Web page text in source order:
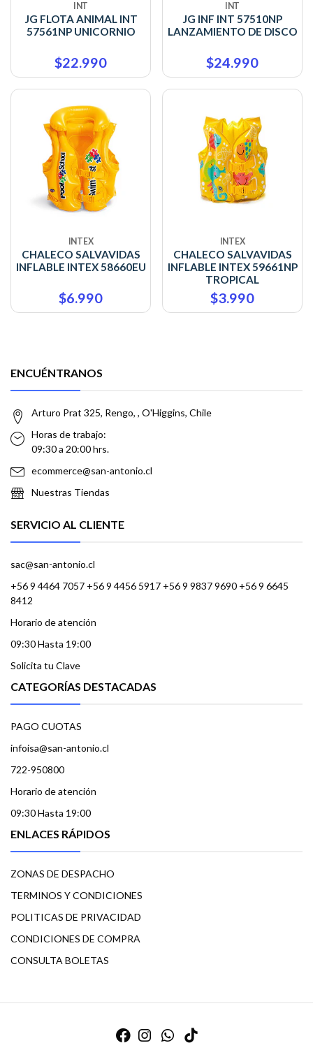
INT
JG FLOTA ANIMAL INT
57561NP UNICORNIO
$22.990
INT
JG INF INT 57510NP
LANZAMIENTO DE DISCO
$24.990
INTEX
CHALECO SALVAVIDAS
INFLABLE INTEX 58660EU
$6.990
INTEX
CHALECO SALVAVIDAS
INFLABLE INTEX 59661NP
TROPICAL
$3.990
ENCUÉNTRANOS
Arturo Prat 325, Rengo, , O'Higgins, Chile
Horas de trabajo:
09:30 a 20:00 hrs.
ecommerce@san-antonio.cl
Nuestras Tiendas
SERVICIO AL CLIENTE
sac@san-antonio.cl
+56 9 4464 7057 +56 9 4456 5917 +56 9 9837 9690 +56 9 6645
8412
Horario de atención
09:30 Hasta 19:00
Solicita tu Clave
CATEGORÍAS DESTACADAS
PAGO CUOTAS
infoisa@san-antonio.cl
722-950800
Horario de atención
09:30 Hasta 19:00
ENLACES RÁPIDOS
ZONAS DE DESPACHO
TERMINOS Y CONDICIONES
POLITICAS DE PRIVACIDAD
CONDICIONES DE COMPRA
CONSULTA BOLETAS